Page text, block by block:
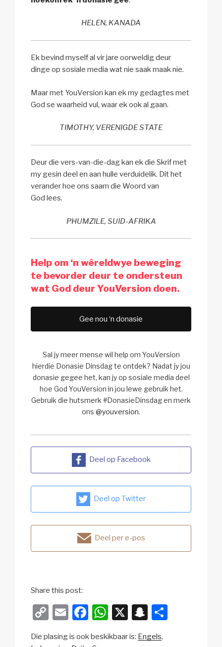
HELEN, KANADA
Ek bevind myself al vir jare oorweldig deur
dinge op sosiale media wat nie saak maak nie.
Maar met YouVersion kan ek my gedagtes met
God se waarheid vul, waar ek ook al gaan.
TIMOTHY, VERENIGDE STATE
Deur die vers-van-die-dag kan ek die Skrif met
my gesin deel en aan hulle verduidelik. Dit het
verander hoe ons saam die Woord van
God lees.
PHUMZILE, SUID-AFRIKA
Help om ‘n wêreldwye beweging
te bevorder deur te ondersteun
wat God deur YouVersion doen.
Gee nou ‘n donasie
Sal jy meer mense wil help om YouVersion
hierdie Donasie Dinsdag te ontdek? Nadat jy jou
donasie gegee het, kan jy op sosiale media deel
hoe God YouVersion in jou lewe gebruik het.
Gebruik die hutsmerk #DonasieDinsdag en merk
ons @youversion.
Deel op Facebook
Deel op Twitter
Deel per e-pos
Share this post:
C
E
F
W X
S
Die plasing is ook beskikbaar is: Engels